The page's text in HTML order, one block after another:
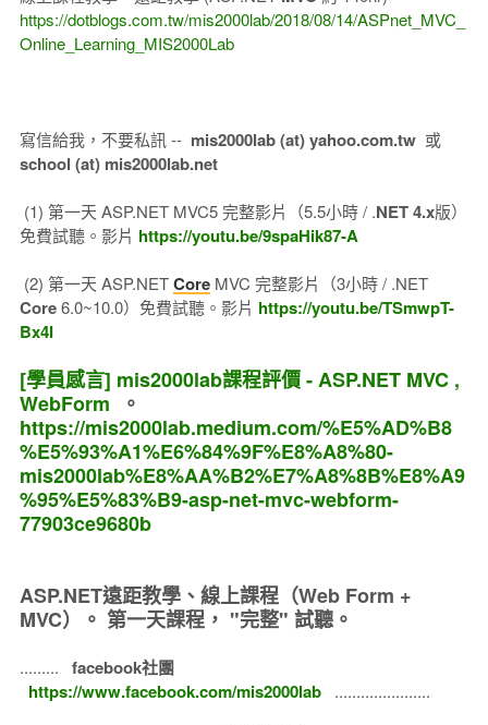
https://dotblogs.com.tw/mis2000lab/2018/08/14/ASPnet_MVC_
Online_Learning_MIS2000Lab
寫信給我，不要私訊 -- mis2000lab (at) yahoo.com.tw或
school (at) mis2000lab.net
(1) 第一天 ASP.NET MVC5 完整影片（5.5小時 / .NET 4.x版）
免費試聽。影片 https://youtu.be/9spaHik87-A
(2) 第一天 ASP.NETCoreMVC 完整影片（3小時 / .NET
Core6.0~10.0）免費試聽。影片 https://youtu.be/TSmwpT-
Bx4I
[學員感言] mis2000lab課程評價 - ASP.NET MVC ,
WebForm 。
https://mis2000lab.medium.com/%E5%AD%B8
%E5%93%A1%E6%84%9F%E8%A8%80-
mis2000lab%E8%AA%B2%E7%A8%8B%E8%A9
%95%E5%83%B9-asp-net-mvc-webform-
77903ce9680b
ASP.NET遠距教學、線上課程（Web Form +
MVC）。 第一天課程， "完整" 試聽。
.........
facebook社團
https://www.facebook.com/mis2000lab
......................